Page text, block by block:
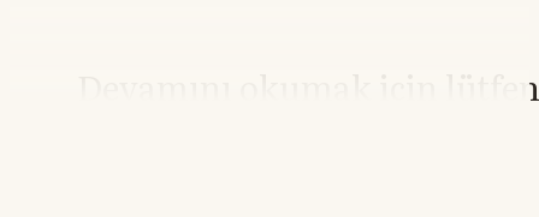
Devamını okumak için lütfen